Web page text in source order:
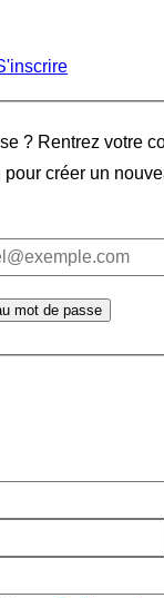
? Rentrez votre
créer un
mot de passe